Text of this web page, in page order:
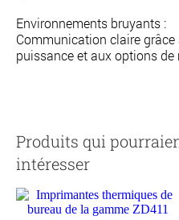
Environnements bruyants :
Communication claire
puissance et aux options
Produits qui
intéresser